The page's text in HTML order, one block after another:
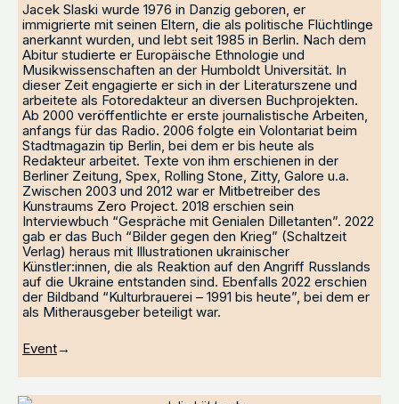
Jacek Slaski wurde 1976 in Danzig geboren, er
immigrierte mit seinen Eltern, die als politische Flüchtlinge
anerkannt wurden, und lebt seit 1985 in Berlin. Nach dem
Abitur studierte er Europäische Ethnologie und
Musikwissenschaften an der Humboldt Universität. In
dieser Zeit engagierte er sich in der Literaturszene und
arbeitete als Fotoredakteur an diversen Buchprojekten.
Ab 2000 veröffentlichte er erste journalistische Arbeiten,
anfangs für das Radio. 2006 folgte ein Volontariat beim
Stadtmagazin tip Berlin, bei dem er bis heute als
Redakteur arbeitet. Texte von ihm erschienen in der
Berliner Zeitung, Spex, Rolling Stone, Zitty, Galore u.a.
Zwischen 2003 und 2012 war er Mitbetreiber des
Kunstraums Zero Project. 2018 erschien sein
Interviewbuch “Gespräche mit Genialen Dilletanten”. 2022
gab er das Buch “Bilder gegen den Krieg” (Schaltzeit
Verlag) heraus mit Illustrationen ukrainischer
Künstler:innen, die als Reaktion auf den Angriff Russlands
auf die Ukraine entstanden sind. Ebenfalls 2022 erschien
der Bildband “Kulturbrauerei – 1991 bis heute”, bei dem er
als Mitherausgeber beteiligt war.
Event→